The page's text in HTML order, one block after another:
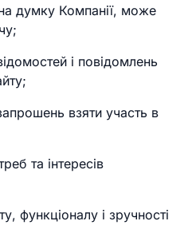
думку Компанії, може
і повідомлень
взяти участь в
та інтересів
функціоналу і зручності